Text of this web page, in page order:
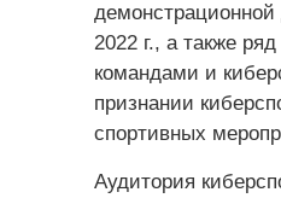
2022 г., а также
командами и
признании
спортивных
Аудитория